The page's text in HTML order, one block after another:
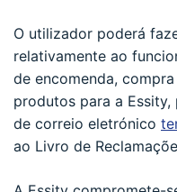
O utilizador poderá
relativamente ao
de encomenda,
produtos para a
de correio eletrónico
ao Livro de